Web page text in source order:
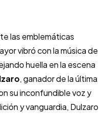
las emblemáticas
vibró con la música de
huella en la escena
, ganador de la última
su inconfundible voz y
y vanguardia, Dulzaro